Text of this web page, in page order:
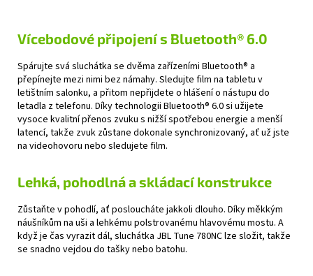
Vícebodové připojení s Bluetooth® 6.0
Spárujte svá sluchátka se dvěma zařízeními Bluetooth® a
přepínejte mezi nimi bez námahy. Sledujte film na tabletu v
letištním salonku, a přitom nepřijdete o hlášení o nástupu do
letadla z telefonu. Díky technologii Bluetooth® 6.0 si užijete
vysoce kvalitní přenos zvuku s nižší spotřebou energie a menší
latencí, takže zvuk zůstane dokonale synchronizovaný, ať už jste
na videohovoru nebo sledujete film.
Lehká, pohodlná a skládací konstrukce
Zůstaňte v pohodlí, ať posloucháte jakkoli dlouho. Díky měkkým
náušníkům na uši a lehkému polstrovanému hlavovému mostu. A
když je čas vyrazit dál, sluchátka JBL Tune 780NC lze složit, takže
se snadno vejdou do tašky nebo batohu.